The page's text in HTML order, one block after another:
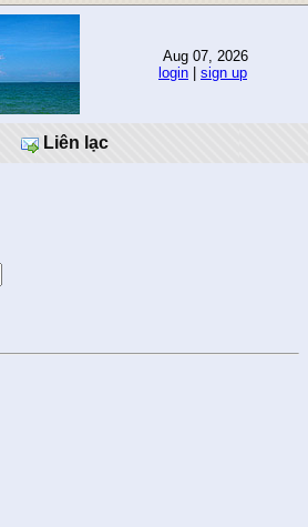
Aug 07, 2026
login
sign up
Liên lạc